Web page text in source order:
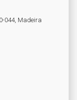
044, Madeira